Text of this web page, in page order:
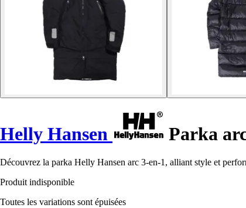
Helly Hansen Parka
Découvrez la parka Helly Hansen arc 3-en-1, alliant style et
Produit indisponible
Toutes les variations sont épuisées